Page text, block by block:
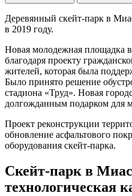
Деревянный скейт-парк в
в 2019 году.
Новая молодежная площадка
благодаря проекту
жителей, которая была
Было принято решение
стадиона «Труд». Новая
долгожданным подарком для
Проект реконструкции
обновление асфальтового
оборудования скейт-парка.
Скейт-парк в
технологическая